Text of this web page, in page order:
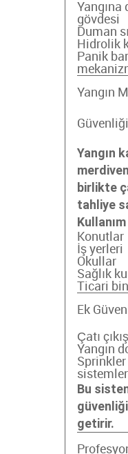
Yangına
gövdesi
Duman
Hidrolik
Panik
Yangın
Güvenliği
Yangın
birlikte
tahliye
Konutlar
İş yerleri
Okullar
Sağlık
Ticari
Ek
Çatı
Yangın
Sprinkler
Bu
getirir.